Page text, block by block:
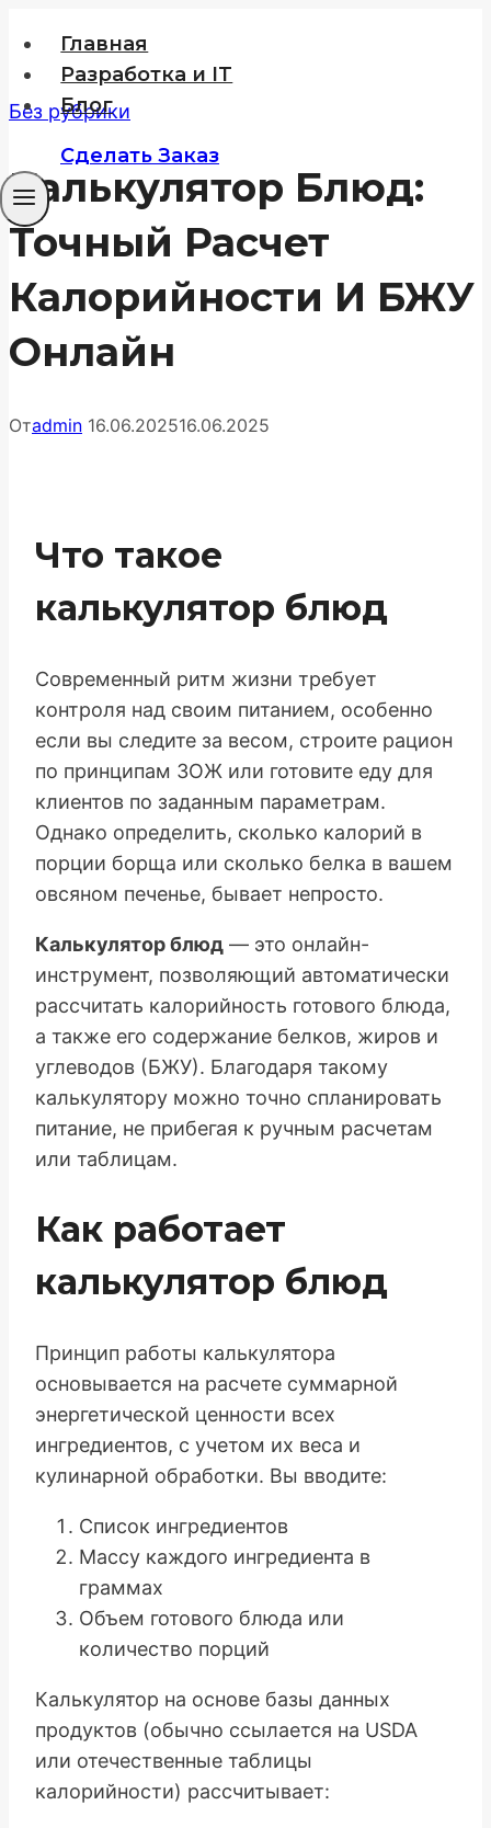
содержимому
Главная
Разработка и IT
Блог
Сделать Заказ
Без рубрики
Калькулятор Блюд:
Точный Расчет
Калорийности И БЖУ
Онлайн
Отadmin 16.06.202516.06.2025
Что такое
калькулятор блюд
Современный ритм жизни требует
контроля над своим питанием, особенно
если вы следите за весом, строите рацион
по принципам ЗОЖ или готовите еду для
клиентов по заданным параметрам.
Однако определить, сколько калорий в
порции борща или сколько белка в вашем
овсяном печенье, бывает непросто.
Калькулятор блюд — это онлайн-
инструмент, позволяющий автоматически
рассчитать калорийность готового блюда,
а также его содержание белков, жиров и
углеводов (БЖУ). Благодаря такому
калькулятору можно точно спланировать
питание, не прибегая к ручным расчетам
или таблицам.
Как работает
калькулятор блюд
Принцип работы калькулятора
основывается на расчете суммарной
энергетической ценности всех
ингредиентов, с учетом их веса и
кулинарной обработки. Вы вводите:
Список ингредиентов
Массу каждого ингредиента в
граммах
Объем готового блюда или
количество порций
Калькулятор на основе базы данных
продуктов (обычно ссылается на USDA
или отечественные таблицы
калорийности) рассчитывает: